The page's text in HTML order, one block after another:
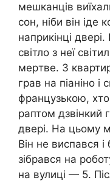
мешканців
сон, ніби він іде
наприкінці
світло з неї
мepтве. З
грав на піаніно і
французькою,
раптом дзвінкий
двері. На цьому
Він не виспався
зібрався на
на вулиці — 5.